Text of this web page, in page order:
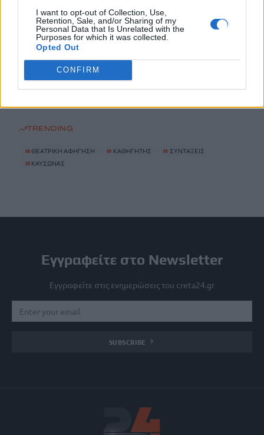
I want to opt-out of Collection, Use,
Retention, Sale, and/or Sharing of my
Personal Data that Is Unrelated with the
Purposes for which it was collected.
Opted Out
CONFIRM
χαμόγελο
8 Αυγούστου, 2026
Τρόμος για δύτες: Ήρθαν πρόσωπο με πρόσωπο με λευκό
8 Αυγούστου, 2026
TRENDING
#ΘΕΑΤΡΙΚΗ ΑΦΗΓΗΣΗ # ΚΑΘΗΓΗΤΗΣ # ΣΥΝΤΑΞΕΙΣ
# ΚΑΥΣΩΝΑΣ
Εγγραφείτε στο Newsletter
Εγγραφείτε στις ενημερώσεις του creta24.gr
SUBSCRIBE